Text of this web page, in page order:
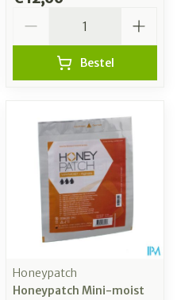
Bestel
Honeypatch
Honeypatch Mini-moist